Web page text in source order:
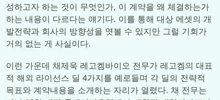
성하고자 하는 것이 무엇인가, 이 계약을 왜 체결하는가
하는 내용이 다르다는 얘기다. 이를 통해 대상 에셋의 개
발전략과 회사의 방향성을 엿볼 수 있지만 그럴 기회가
거의 없는 게 사실이다.
이런 가운데 채제욱 레고켐바이오 전무가 레고켐의 대표
적 해외 라이선스 딜 4가지를 예로들며 각 딜의 전략적
목표와 계약내용을 소개하는 자리가 열렸다. 채 전무는